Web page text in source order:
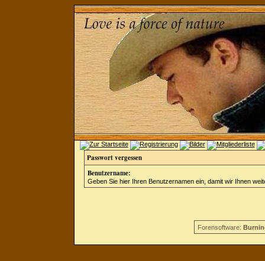
Passwort vergessen
Benutzername:
Geben Sie hier Ihren Benutzernamen ein, damit wir Ihnen
Forensoftware: